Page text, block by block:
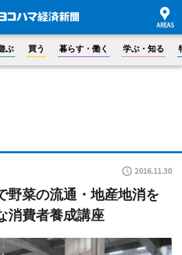
ぶ 買う 暮らす・働く 学ぶ・知る
2016.11.30
野菜の流通・地産地消を
消費者養成講座